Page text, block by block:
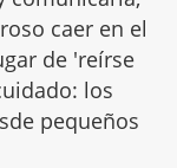
caer en el
de 'reírse
los
pequeños